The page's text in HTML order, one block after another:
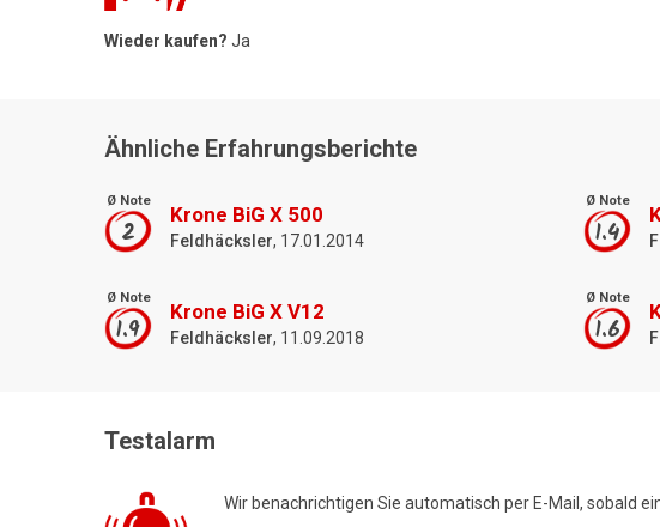
Wieder kaufen? Ja
Ähnliche Erfahrungsberichte
Ø Note
2
Krone BiG X 500
Feldhäcksler, 17.01.2014
Ø Note
1.4
Ø Note
1.9
Krone BiG X V12
Feldhäcksler, 11.09.2018
Ø Note
1.6
Testalarm
Wir benachrichtigen Sie automatisch per E-Mail, sobald